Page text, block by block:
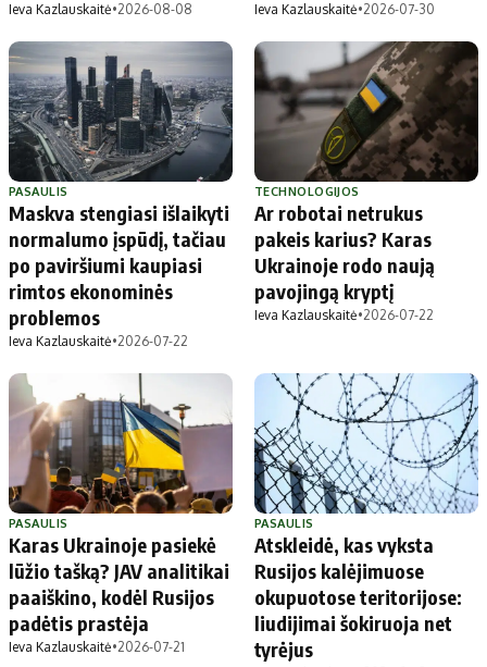
Ieva Kazlauskaitė•2026-08-08 Ieva Kazlauskaitė•2026-07-30
PASAULIS
Maskva stengiasi išlaikyti
normalumo įspūdį, tačiau
po paviršiumi kaupiasi
rimtos ekonominės
problemos
Ieva Kazlauskaitė•2026-07-22
TECHNOLOGIJOS
Ar robotai netrukus
pakeis karius? Karas
Ukrainoje rodo naują
pavojingą kryptį
Ieva Kazlauskaitė•2026-07-22
PASAULIS
Karas Ukrainoje pasiekė
lūžio tašką? JAV analitikai
paaiškino, kodėl Rusijos
padėtis prastėja
Ieva Kazlauskaitė•2026-07-21
PASAULIS
Atskleidė, kas vyksta
Rusijos kalėjimuose
okupuotose teritorijose:
liudijimai šokiruoja net
tyrėjus